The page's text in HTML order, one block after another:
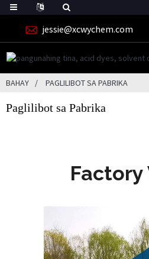
jessie@xcwychem.com
BAHAY PAGLILIBOT SA PABRIKA
Paglilibot sa Pabrika
Factory